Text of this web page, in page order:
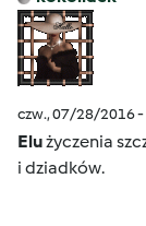
czw., 07/28/2016 -
Elużyczenia
i dziadków.